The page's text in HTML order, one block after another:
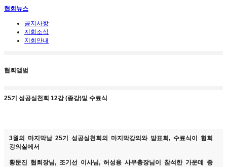
협회뉴스
공지사항
지회소식
지회안내
협회앨범
25기 성공실천회 12강 (종강)및 수료식
3월의 마지막날 25기 성공실천회의 마지막강의와 발표회, 수료식이 협회
강의실에서
황문진 협회장님, 조기선 이사님, 허성용 사무총장님이 참석한 가운데 종